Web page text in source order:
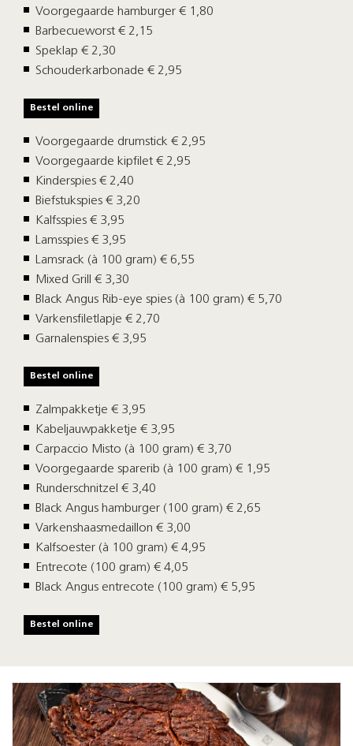
Voorgegaarde hamburger € 1,80
Barbecueworst € 2,15
Speklap € 2,30
Schouderkarbonade € 2,95
Bestel online
Voorgegaarde drumstick € 2,95
Voorgegaarde kipfilet € 2,95
Kinderspies € 2,40
Biefstukspies € 3,20
Kalfsspies € 3,95
Lamsspies € 3,95
Lamsrack (à 100 gram) € 6,55
Mixed Grill € 3,30
Black Angus Rib-eye spies (à 100 gram) € 5,70
Varkensfiletlapje € 2,70
Garnalenspies € 3,95
Bestel online
Zalmpakketje € 3,95
Kabeljauwpakketje € 3,95
Carpaccio Misto (à 100 gram) € 3,70
Voorgegaarde sparerib (à 100 gram) € 1,95
Runderschnitzel € 3,40
Black Angus hamburger (100 gram) € 2,65
Varkenshaasmedaillon € 3,00
Kalfsoester (à 100 gram) € 4,95
Entrecote (100 gram) € 4,05
Black Angus entrecote (100 gram) € 5,95
Bestel online